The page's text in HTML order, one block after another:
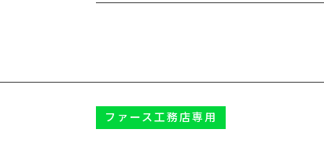
ファース工務店専用